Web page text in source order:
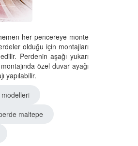
her pencereye monte
olduğu için montajları
Perdenin aşağı yukarı
özel duvar ayağı
yapılabilir.
maltepe